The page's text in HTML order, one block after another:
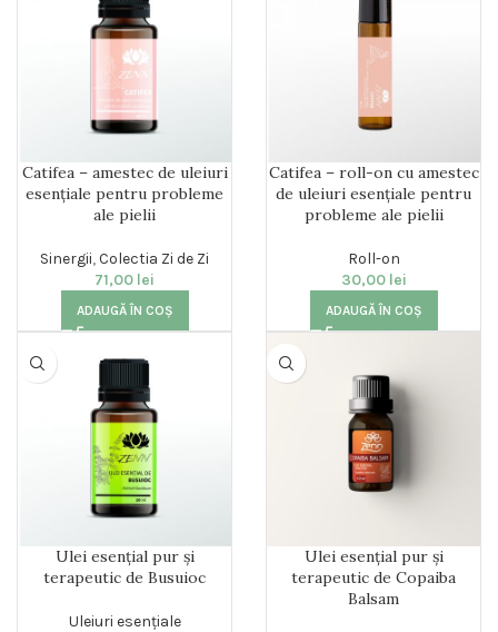
Catifea – amestec de uleiuri
esențiale pentru probleme
ale pielii
Sinergii,Colectia Zi de Zi
71,00 lei
ADAUGĂ ÎN COȘ
Catifea – roll-on cu amestec
de uleiuri esențiale pentru
probleme ale pielii
Roll-on
30,00 lei
ADAUGĂ ÎN COȘ
Ulei esențial pur și
terapeutic de Busuioc
Uleiuri esențiale
Ulei esențial pur și
terapeutic de Copaiba
Balsam